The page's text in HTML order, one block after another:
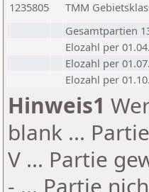
1235805
TMM
Gesamtpartien
Elozahl per
Elozahl per
Elozahl per
Hinweis1
blank ...
V ... Partie
- ... Partie